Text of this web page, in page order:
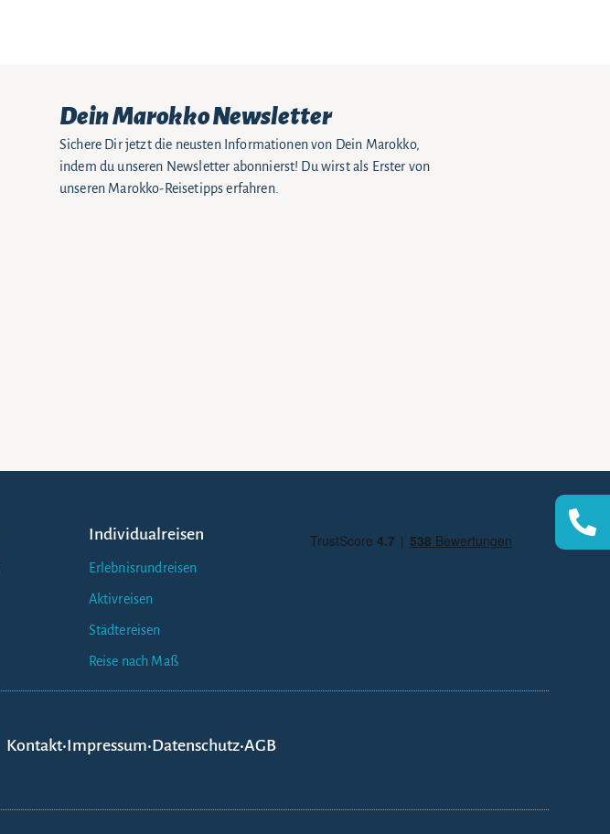
Dein Marokko Newsletter
Sichere Dir jetzt die neusten Informationen von Dein Marokko,
indem du unseren Newsletter abonnierst! Du wirst als Erster von
unseren Marokko-Reisetipps erfahren.
Individualreisen
Erlebnisrundreisen
Aktivreisen
Städtereisen
Reise nach Maß
Kontakt•Impressum•Datenschutz•AGB